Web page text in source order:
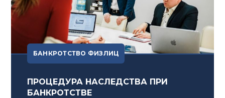
БАНКРОТСТВО ФИЗЛИЦ
ПРОЦЕДУРА НАСЛЕДСТВА ПРИ
БАНКРОТСТВЕ